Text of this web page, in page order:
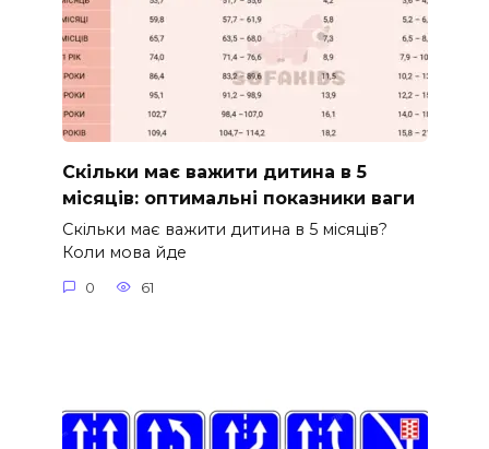
Скільки має важити дитина в 5
місяців: оптимальні показники ваги
Скільки має важити дитина в 5 місяців?
Коли мова йде
0 61